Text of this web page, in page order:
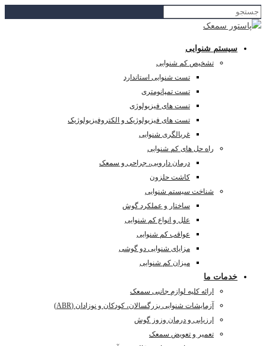
سیستم شنوایی
تشخیص کم شنوایی
تست شنوایی استاندارد
تست تمپانومتری
تست های فیزیولوژی
تست های فیزیولوژیک و الکتروفیزیولوژیک
غربالگری شنوایی
راه حل های کم شنوایی
درمان دارویی، جراحی و سمعک
کاشت حلزون
شناخت سیستم شنوایی
ساختار و عملکرد گوش
علل و انواع کم شنوایی
عواقب کم شنوایی
مزایای شنوایی دو گوشی
میزان کم شنوایی
خدمات ما
ارائه کلیه لوازم جانبی سمعک
آزمایشات شنوایی بزرگسالان، کودکان و نوزادان (ABR)
ارزیابی و درمان وزوز گوش
تعمیر و تعویض سمعک